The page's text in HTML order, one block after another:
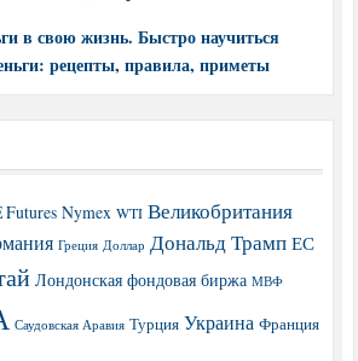
в свою жизнь. Быстро научиться
рецепты, правила, приметы
Futures Nymex WTI Великобритания
Греция Доллар Дональд Трамп ЕС
Лондонская фондовая биржа МВФ
Саудовская Аравия Турция Украина Франция